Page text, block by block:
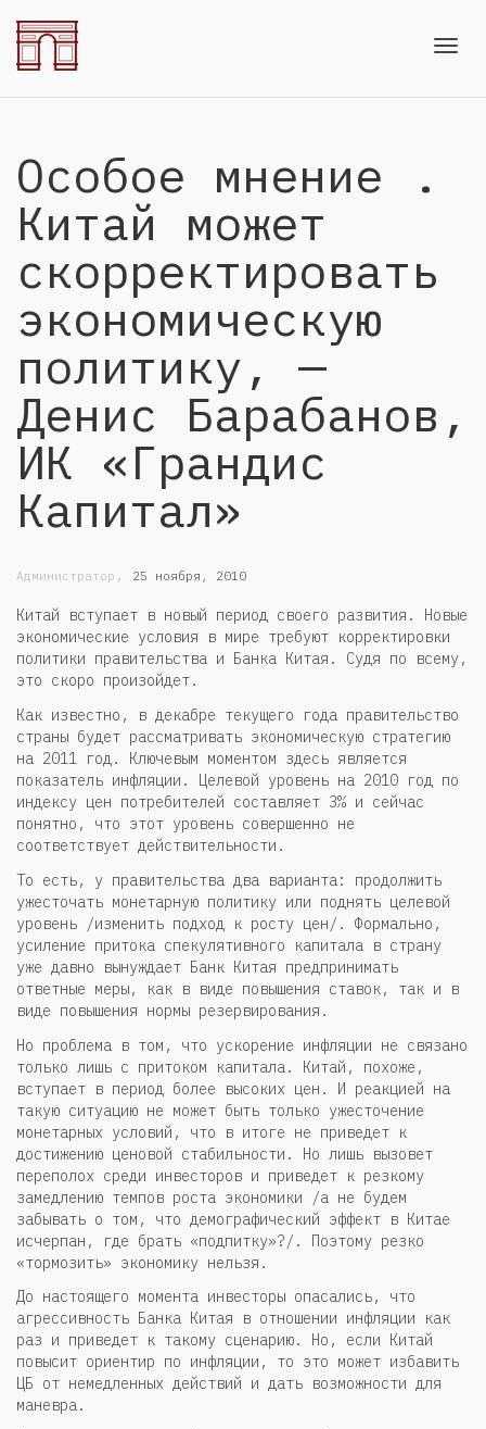
Особое мнение .
Китай может
скорректировать
экономическую
политику, —
Денис Барабанов,
ИК «Грандис
Капитал»
Администратор , 25 ноября, 2010
Китай вступает в новый период своего развития. Новые
экономические условия в мире требуют корректировки
политики правительства и Банка Китая. Судя по всему,
это скоро произойдет.
Как известно, в декабре текущего года правительство
страны будет рассматривать экономическую стратегию
на 2011 год. Ключевым моментом здесь является
показатель инфляции. Целевой уровень на 2010 год по
индексу цен потребителей составляет 3% и сейчас
понятно, что этот уровень совершенно не
соответствует действительности.
То есть, у правительства два варианта: продолжить
ужесточать монетарную политику или поднять целевой
уровень /изменить подход к росту цен/. Формально,
усиление притока спекулятивного капитала в страну
уже давно вынуждает Банк Китая предпринимать
ответные меры, как в виде повышения ставок, так и в
виде повышения нормы резервирования.
Но проблема в том, что ускорение инфляции не связано
только лишь с притоком капитала. Китай, похоже,
вступает в период более высоких цен. И реакцией на
такую ситуацию не может быть только ужесточение
монетарных условий, что в итоге не приведет к
достижению ценовой стабильности. Но лишь вызовет
переполох среди инвесторов и приведет к резкому
замедлению темпов роста экономики /а не будем
забывать о том, что демографический эффект в Китае
исчерпан, где брать «подпитку»?/. Поэтому резко
«тормозить» экономику нельзя.
До настоящего момента инвесторы опасались, что
агрессивность Банка Китая в отношении инфляции как
раз и приведет к такому сценарию. Но, если Китай
повысит ориентир по инфляции, то это может избавить
ЦБ от немедленных действий и дать возможности для
маневра.